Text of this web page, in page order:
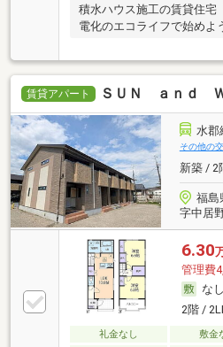
積水ハウス施工の賃貸住宅
電化のエコライフで始めよ
賃貸アパート ＳＵＮ ａｎｄ
水郡
その他の
新築 / 2
福島
字中居
6.30
管理費
なし
2階 /
礼金なし 敷金